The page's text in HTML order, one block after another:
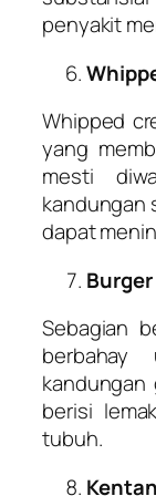
penyakit
Whipped
yang
mesti
kandungan
dapat
Burger
Sebagian
berisi
tubuh.